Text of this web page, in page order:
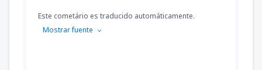
Este cometário es traducido automáticamente.
Mostrar fuente